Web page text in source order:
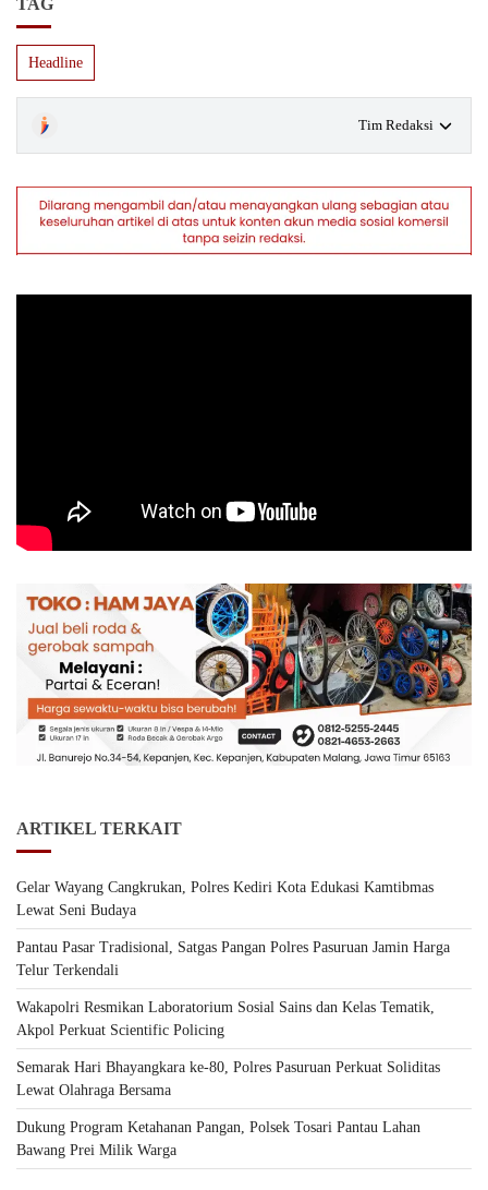
TAG
Headline
Tim Redaksi
ARTIKEL TERKAIT
Gelar Wayang Cangkrukan, Polres Kediri Kota Edukasi Kamtibmas
Lewat Seni Budaya
Pantau Pasar Tradisional, Satgas Pangan Polres Pasuruan Jamin Harga
Telur Terkendali
Wakapolri Resmikan Laboratorium Sosial Sains dan Kelas Tematik,
Akpol Perkuat Scientific Policing
Semarak Hari Bhayangkara ke-80, Polres Pasuruan Perkuat Soliditas
Lewat Olahraga Bersama
Dukung Program Ketahanan Pangan, Polsek Tosari Pantau Lahan
Bawang Prei Milik Warga